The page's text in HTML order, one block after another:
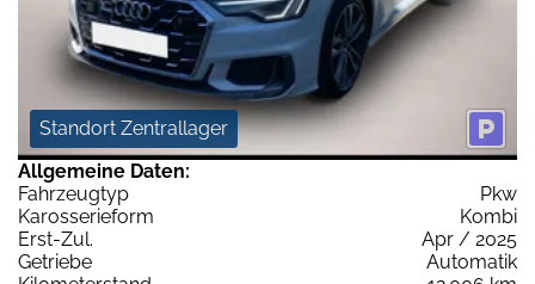
Standort Zentrallager
Allgemeine Daten:
Fahrzeugtyp
Pkw
Karosserieform
Kombi
Erst-Zul.
Apr / 2025
Getriebe
Automatik